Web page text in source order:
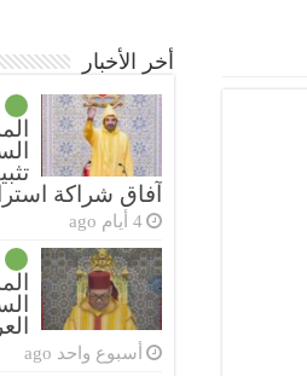
أخر الأخبار
آفاق شراكة
4 أيام ago
أسبوع واحد ago